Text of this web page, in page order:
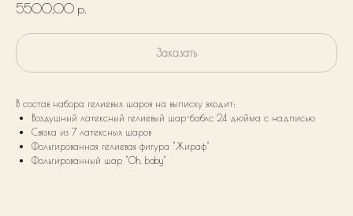
5500,00 р.
Заказать
В состав набора гелиевых шаров на выписку входит:
Воздушный латексный гелиевый шар-баблс 24 дюйма с надписью
Связка из 7 латексных шаров
Фольгированная гелиевая фигура "Жираф"
Фольгированный шар "Oh, baby"